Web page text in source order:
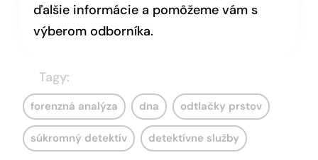
ďalšie informácie a pomôžeme vám s
výberom odborníka.
Tagy:
forenzná analýza dna odtlačky prstov
súkromný detektív detektívne služby